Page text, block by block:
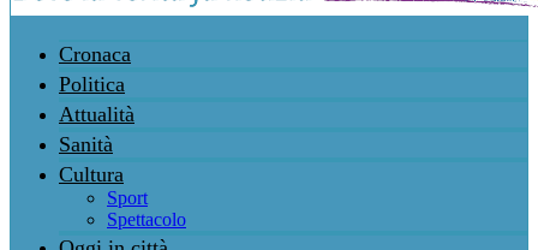
Cronaca
Politica
Attualità
Sanità
Cultura
Sport
Spettacolo